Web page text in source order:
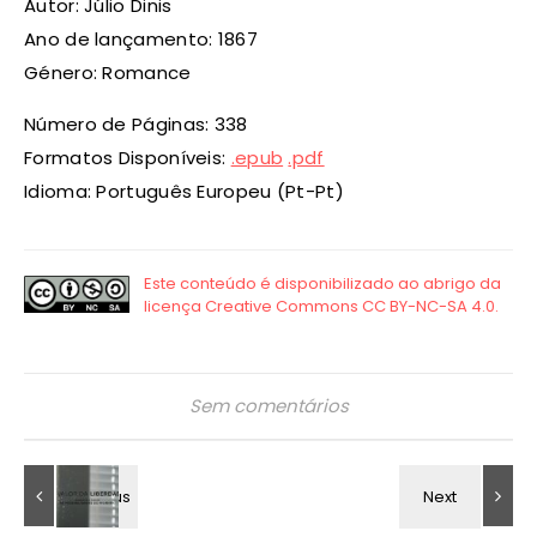
Autor: Júlio Dinis
Ano de lançamento: 1867
Género: Romance
Número de Páginas: 338
Formatos Disponíveis: .epub .pdf
Idioma: Português Europeu (Pt-Pt)
Sem comentários